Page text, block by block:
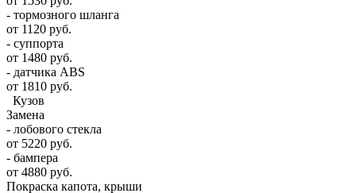
- тормозного шланга
от 1120 руб.
- суппорта
от 1480 руб.
- датчика ABS
от 1810 руб.
Кузов
Замена
- лобового стекла
от 5220 руб.
- бампера
от 4880 руб.
Покраска капота, крыши